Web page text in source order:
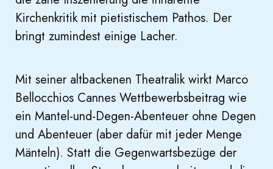
Kirchenkritik mit pietistischem Pathos. Der
bringt zumindest einige Lacher.
Mit seiner altbackenen Theatralik wirkt Marco
Bellocchios Cannes Wettbewerbsbeitrag wie
ein Mantel-und-Degen-Abenteuer ohne Degen
und Abenteuer (aber dafür mit jeder Menge
Mänteln). Statt die Gegenwartsbezüge der